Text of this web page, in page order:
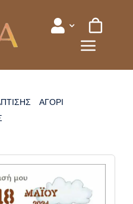
ΑΓΟΡΙ